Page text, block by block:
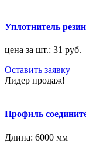
Уплотнитель
цена за шт.: 31 руб.
Оставить заявку
Лидер продаж!
Профиль
Длина: 6000 мм